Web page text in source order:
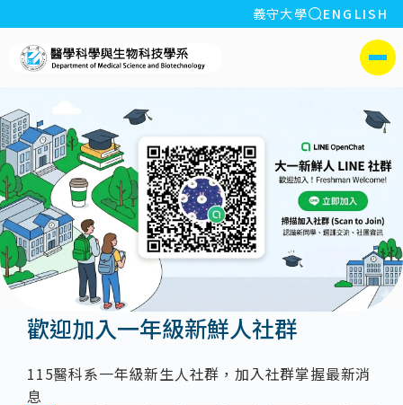
:::
義守大學 全站搜索
ENGLISH
義守大學醫學科學與生物
歡迎加入一年級新鮮人社群
115醫科系一年級新生人社群，加入社群掌握最新消
息